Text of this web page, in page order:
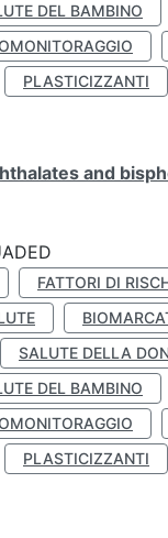
DEL BAMBINO
PLASTICIZZANTI
and
FATTORI DI
SALUTE DELLA
DEL BAMBINO
PLASTICIZZANTI